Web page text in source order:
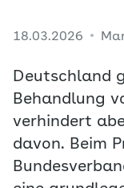
18.03.2026
Deutschland
Behandlung
verhindert
davon. Beim